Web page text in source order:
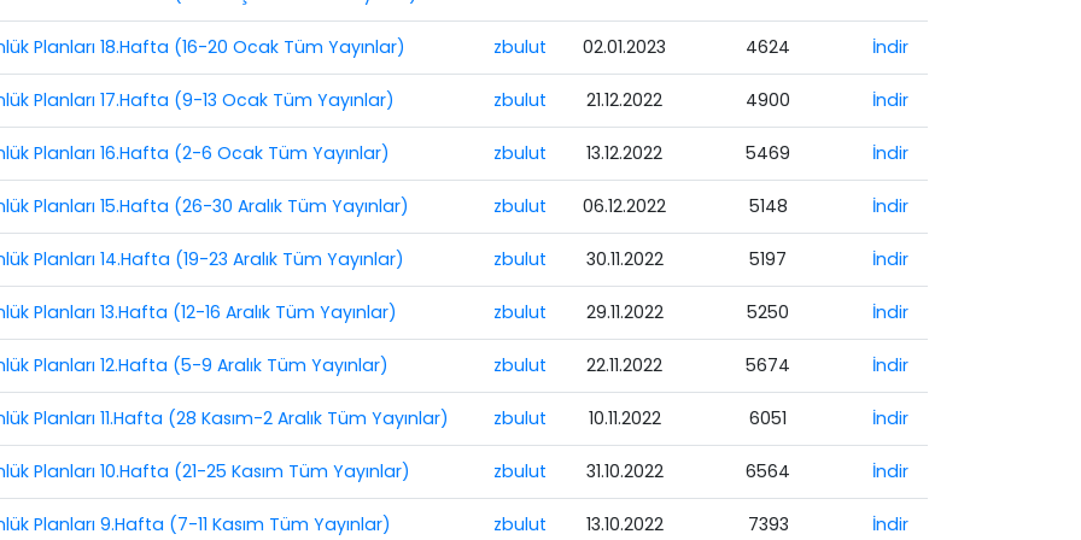
Planları 18.Hafta (16-20 Ocak Tüm Yayınlar) zbulut 02.01.2023 4624 İndir
Planları 17.Hafta (9-13 Ocak Tüm Yayınlar) zbulut 21.12.2022 4900 İndir
Planları 16.Hafta (2-6 Ocak Tüm Yayınlar) zbulut 13.12.2022 5469 İndir
Planları 15.Hafta (26-30 Aralık Tüm Yayınlar) zbulut 06.12.2022 5148 İndir
Planları 14.Hafta (19-23 Aralık Tüm Yayınlar) zbulut 30.11.2022 5197 İndir
Planları 13.Hafta (12-16 Aralık Tüm Yayınlar) zbulut 29.11.2022 5250 İndir
Planları 12.Hafta (5-9 Aralık Tüm Yayınlar) zbulut 22.11.2022 5674 İndir
Planları 11.Hafta (28 Kasım-2 Aralık Tüm Yayınlar) zbulut 10.11.2022 6051 İndir
Planları 10.Hafta (21-25 Kasım Tüm Yayınlar) zbulut 31.10.2022 6564 İndir
Planları 9.Hafta (7-11 Kasım Tüm Yayınlar) zbulut 13.10.2022 7393 İndir